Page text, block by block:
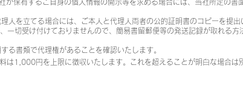
保有するご自身の個人情報の開示等を求める場合には、当社所定の書
人を立てる場合には、ご本人と代理人両者の公的証明書のコピーを提出
一切受け付けておりませんので、簡易書留郵便等の発送記録が取れる方
る書類で代理権があることを確認いたします。
は1,000円を上限に徴収いたします。これを超えることが明白な場合は